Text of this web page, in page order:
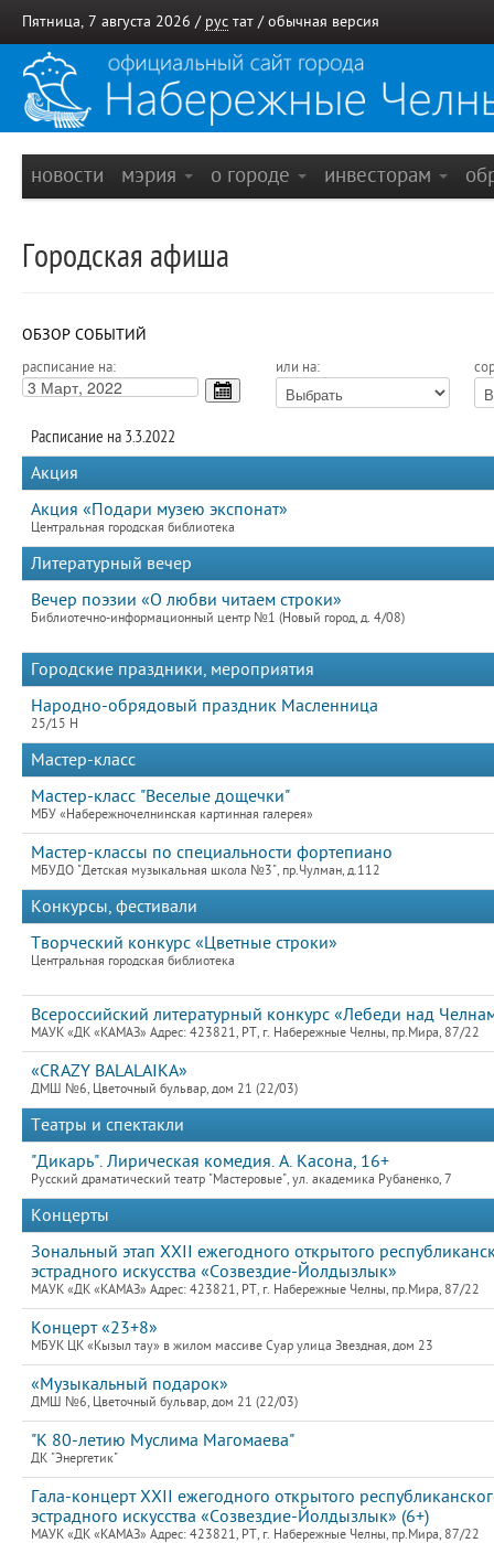
Пятница, 7 августа 2026 / рус тат / обычная версия
новости мэрия о городе инвесторам
Городская афиша
ОБЗОР СОБЫТИЙ
расписание на: или на:
Расписание на 3.3.2022
Акция
Акция «Подари музею экспонат»
Центральная городская библиотека
Литературный вечер
Вечер поэзии «О любви читаем строки»
Библиотечно-информационный центр №1 (Новый город, д. 4/08)
Городские праздники, мероприятия
Народно-обрядовый праздник Масленница
25/15 Н
Мастер-класс
Мастер-класс "Веселые дощечки"
МБУ «Набережночелнинская картинная галерея»
Мастер-классы по специальности фортепиано
МБУДО "Детская музыкальная школа №3", пр.Чулман, д.112
Конкурсы, фестивали
Творческий конкурс «Цветные строки»
Центральная городская библиотека
Всероссийский литературный конкурс «Лебеди над
МАУК «ДК «КАМАЗ» Адрес: 423821, РТ, г. Набережные Челны, пр.Мира, 87/22
«CRAZY BALALAIKA»
ДМШ №6, Цветочный бульвар, дом 21 (22/03)
Театры и спектакли
"Дикарь". Лирическая комедия. А. Касона, 16+
Русский драматический театр "Мастеровые", ул. академика Рубаненко, 7
Концерты
Зональный этап XXII ежегодного открытого
эстрадного искусства «Созвездие-Йолдызлык»
МАУК «ДК «КАМАЗ» Адрес: 423821, РТ, г. Набережные Челны, пр.Мира, 87/22
Концерт «23+8»
МБУК ЦК «Кызыл тау» в жилом массиве Суар улица Звездная, дом 23
«Музыкальный подарок»
ДМШ №6, Цветочный бульвар, дом 21 (22/03)
"К 80-летию Муслима Магомаева"
ДК "Энергетик"
Гала-концерт XXII ежегодного открытого
эстрадного искусства «Созвездие-Йолдызлык» (6+)
МАУК «ДК «КАМАЗ» Адрес: 423821, РТ, г. Набережные Челны, пр.Мира, 87/22